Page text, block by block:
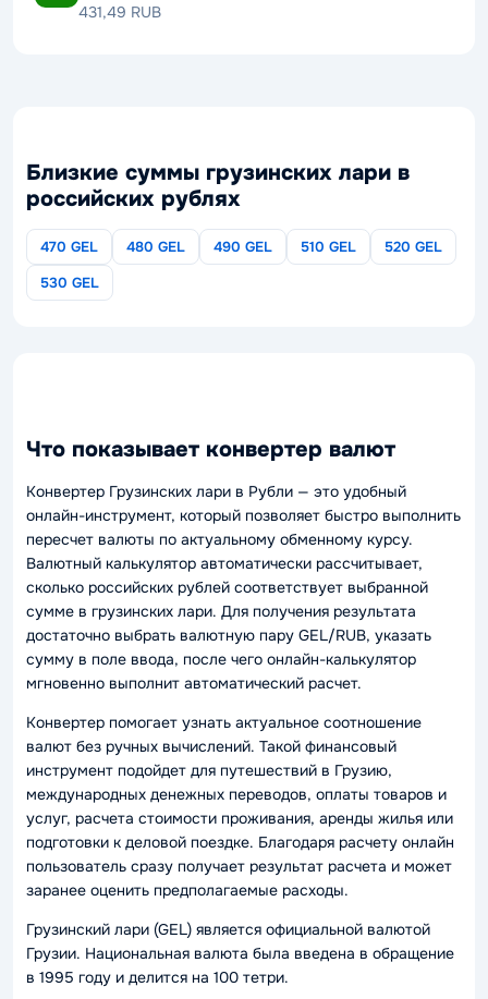
431,49 RUB
Близкие суммы грузинских лари в
российских рублях
470 GEL 480 GEL 490 GEL 510 GEL
520 GEL
530 GEL
Что показывает конвертер валют
Конвертер Грузинских лари в Рубли — это удобный
онлайн-инструмент, который позволяет быстро выполнить
пересчет валюты по актуальному обменному курсу.
Валютный калькулятор автоматически рассчитывает,
сколько российских рублей соответствует выбранной
сумме в грузинских лари. Для получения результата
достаточно выбрать валютную пару GEL/RUB, указать
сумму в поле ввода, после чего онлайн-калькулятор
мгновенно выполнит автоматический расчет.
Конвертер помогает узнать актуальное соотношение
валют без ручных вычислений. Такой финансовый
инструмент подойдет для путешествий в Грузию,
международных денежных переводов, оплаты товаров и
услуг, расчета стоимости проживания, аренды жилья или
подготовки к деловой поездке. Благодаря расчету онлайн
пользователь сразу получает результат расчета и может
заранее оценить предполагаемые расходы.
Грузинский лари (GEL) является официальной валютой
Грузии. Национальная валюта была введена в обращение
в 1995 году и делится на 100 тетри.